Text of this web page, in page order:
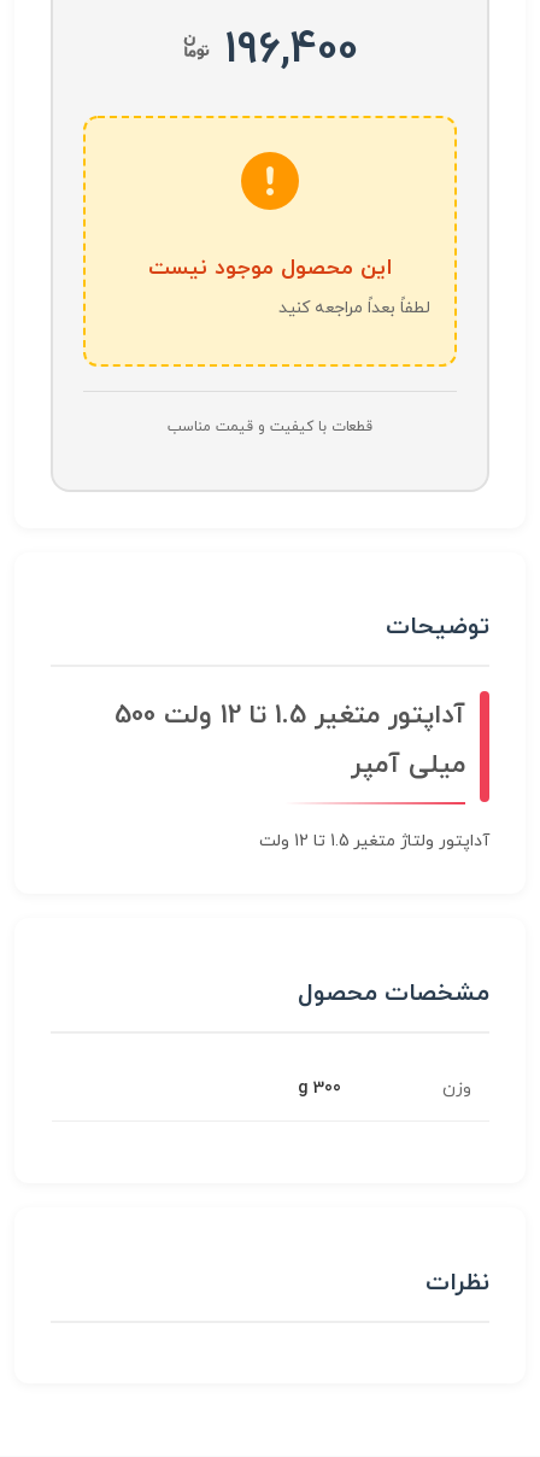
196,400
این محصول موجود نیست
لطفاً بعداً مراجعه کنید
قطعات با کیفیت و قیمت مناسب
توضیحات
آداپتور متغیر 1.5 تا 12 ولت 500
میلی آمپر
آداپتور ولتاژ متغیر 1.5 تا 12 ولت
مشخصات محصول
وزن 300 g
نظرات